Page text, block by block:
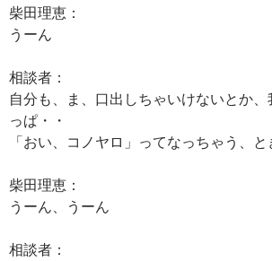
柴田理恵：
うーん
相談者：
自分も、ま、口出しちゃいけないとか
っぱ・・
「おい、コノヤロ」ってなっちゃう、と
柴田理恵：
うーん、うーん
相談者：